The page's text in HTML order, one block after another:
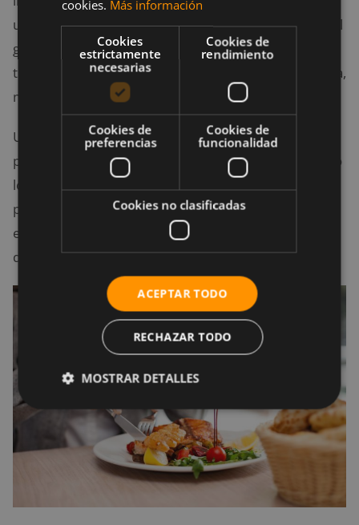
un mes y elimina específicamente alimentos como el
gluten, el alcohol y el café, así como las patatas y los
tomates, junto con los alimentos que contengan soya,
maní, productos lácteos y maíz.
Una dieta anti-inflamatoria debe centrarse en comer
proteínas magras y productos no inflamatorios como
los granos. Después de un mes, puedes introducir
poco a poco alimentos que habías eliminado y
evaluar si te has recuperado o si te están haciendo
daño.
cookies. Más información
Cookies
estrictamente
necesarias
Cookies de
rendimiento
Cookies de
preferencias
Cookies de
funcionalidad
Cookies no clasificadas
ACEPTAR TODO
RECHAZAR TODO
MOSTRAR DETALLES